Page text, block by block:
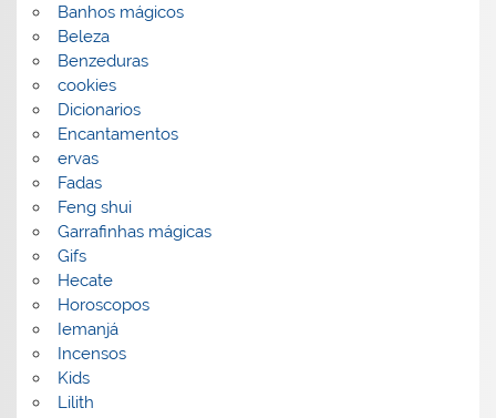
Banhos mágicos
Beleza
Benzeduras
cookies
Dicionarios
Encantamentos
ervas
Fadas
Feng shui
Garrafinhas mágicas
Gifs
Hecate
Horoscopos
Iemanjá
Incensos
Kids
Lilith